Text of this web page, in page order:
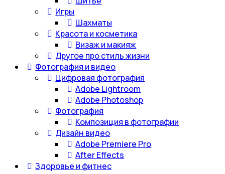
Игры
Шахматы
Красота и косметика
Визаж и макияж
Другое про стиль жизни
Фотография и видео
Цифровая фотография
Adobe Lightroom
Adobe Photoshop
Фотография
Композиция в фотографии
Дизайн видео
Adobe Premiere Pro
After Effects
Здоровье и фитнес